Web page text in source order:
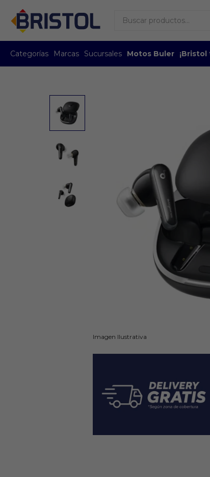
Categorías Marcas Sucursales Motos Buler
Imagen Ilustrativa